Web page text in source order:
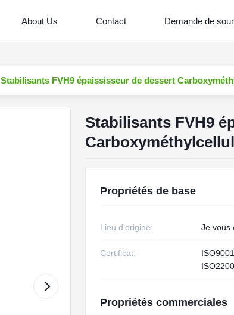
About Us Contact Demande de
Stabilisants FVH9 épaississeur de dessert
Stabilisants FVH9
Propriétés de base
Lieu d'origine: Je vous
Certificat:
Propriétés commerciales